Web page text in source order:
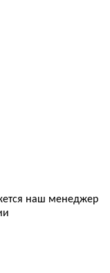
наш менеджер